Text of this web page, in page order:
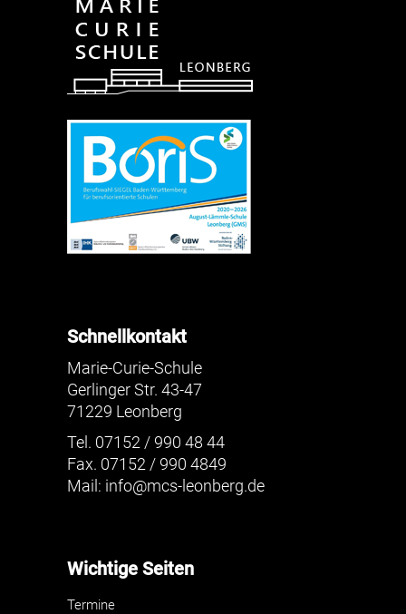
Schnellkontakt
Marie-Curie-Schule
Gerlinger Str. 43-47
71229 Leonberg
Tel. 07152 / 990 48 44
Fax. 07152 / 990 4849
Mail: info@mcs-leonberg.de
Wichtige Seiten
Termine